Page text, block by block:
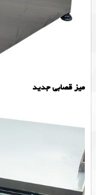
میز قصابی جدید